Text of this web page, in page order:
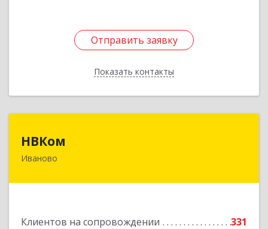
Отправить заявку
Показать контакты
Отправить заявку
Назад
НВКом
Иваново
Клиентов на сопровождении
331
153000, Ивановская обл, Иваново г, Аптечный